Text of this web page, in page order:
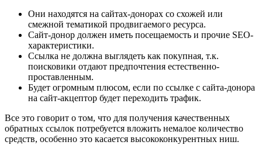
Они находятся на сайтах-донорах со схожей или
смежной тематикой продвигаемого ресурса.
Сайт-донор должен иметь посещаемость и прочие SEO-
характеристики.
Ссылка не должна выглядеть как покупная, т.к.
поисковики отдают предпочтения естественно-
проставленным.
Будет огромным плюсом, если по ссылке с сайта-донора
на сайт-акцептор будет переходить трафик.
Все это говорит о том, что для получения качественных
обратных ссылок потребуется вложить немалое количество
средств, особенно это касается высококонкурентных ниш.